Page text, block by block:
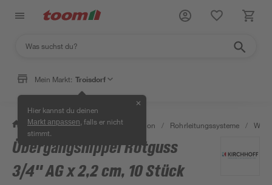
Mein Markt: Troisdorf
Hier kannst du deinen
Markt anpassen , falls er nicht
stimmt.
✕
/ Bad & Sanitär / Sanitärinstallation / Rohrleitungssysteme /
Übergangsnippel Rotguss
3/4" AG x 2,2 cm, 10 Stück